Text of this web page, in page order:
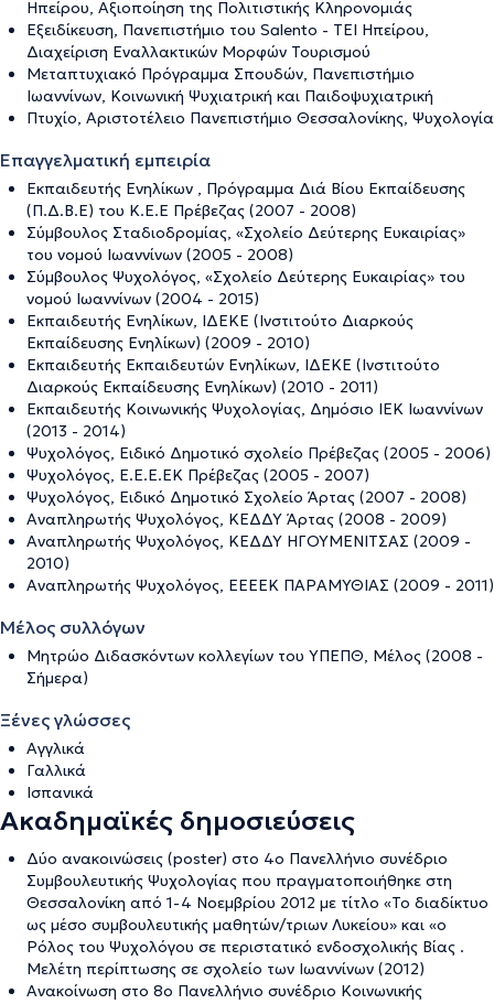
Ηπείρου, Αξιοποίηση της Πολιτιστικής Κληρονομιάς
Εξειδίκευση, Πανεπιστήμιο του Salento - ΤΕΙ Ηπείρου,
Διαχείριση Εναλλακτικών Μορφών Τουρισμού
Μεταπτυχιακό Πρόγραμμα Σπουδών, Πανεπιστήμιο
Ιωαννίνων, Κοινωνική Ψυχιατρική και Παιδοψυχιατρική
Πτυχίο, Αριστοτέλειο Πανεπιστήμιο Θεσσαλονίκης, Ψυχολογία
Επαγγελματική εμπειρία
Εκπαιδευτής Ενηλίκων , Πρόγραμμα Διά Βίου Εκπαίδευσης
(Π.Δ.Β.Ε) του Κ.Ε.Ε Πρέβεζας (2007 - 2008)
Σύμβουλος Σταδιοδρομίας, «Σχολείο Δεύτερης Ευκαιρίας»
του νομού Ιωαννίνων (2005 - 2008)
Σύμβουλος Ψυχολόγος, «Σχολείο Δεύτερης Ευκαιρίας» του
νομού Ιωαννίνων (2004 - 2015)
Εκπαιδευτής Ενηλίκων, ΙΔΕΚΕ (Ινστιτούτο Διαρκούς
Εκπαίδευσης Ενηλίκων) (2009 - 2010)
Εκπαιδευτής Εκπαιδευτών Ενηλίκων, ΙΔΕΚΕ (Ινστιτούτο
Διαρκούς Εκπαίδευσης Ενηλίκων) (2010 - 2011)
Εκπαιδευτής Κοινωνικής Ψυχολογίας, Δημόσιο ΙEK Ιωαννίνων
(2013 - 2014)
Ψυχολόγος, Ειδικό Δημοτικό σχολείο Πρέβεζας (2005 - 2006)
Ψυχολόγος, E.E.E.EK Πρέβεζας (2005 - 2007)
Ψυχολόγος, Ειδικό Δημοτικό Σχολείο Άρτας (2007 - 2008)
Αναπληρωτής Ψυχολόγος, ΚΕΔΔΥ Άρτας (2008 - 2009)
Αναπληρωτής Ψυχολόγος, ΚΕΔΔΥ ΗΓΟΥΜΕΝΙΤΣΑΣ (2009 -
2010)
Αναπληρωτής Ψυχολόγος, ΕΕΕΕΚ ΠΑΡΑΜΥΘΙΑΣ (2009 - 2011)
Μέλος συλλόγων
Μητρώο Διδασκόντων κολλεγίων του ΥΠΕΠΘ, Μέλος (2008 -
Σήμερα)
Ξένες γλώσσες
Αγγλικά
Γαλλικά
Ισπανικά
Ακαδημαϊκές δημοσιεύσεις
Δύο ανακοινώσεις (poster) στο 4ο Πανελλήνιο συνέδριο
Συμβουλευτικής Ψυχολογίας που πραγματοποιήθηκε στη
Θεσσαλονίκη από 1-4 Νοεμβρίου 2012 με τίτλο «Το διαδίκτυο
ως μέσο συμβουλευτικής μαθητών/τριων Λυκείου» και «ο
Ρόλος του Ψυχολόγου σε περιστατικό ενδοσχολικής Βίας .
Μελέτη περίπτωσης σε σχολείο των Ιωαννίνων (2012)
Ανακοίνωση στο 8ο Πανελλήνιο συνέδριο Κοινωνικής